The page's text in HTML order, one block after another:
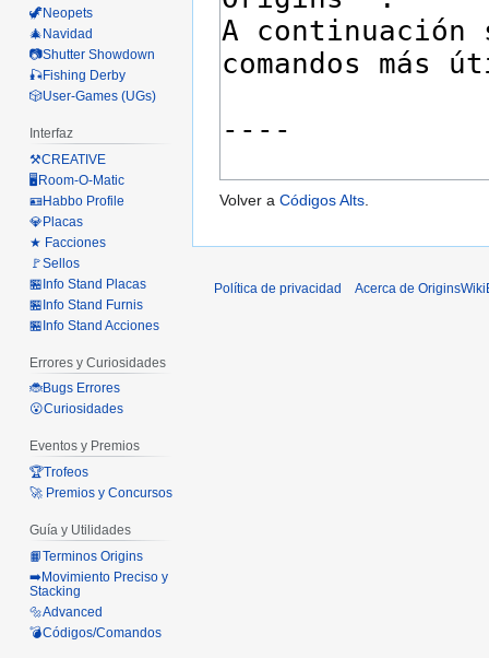
Volver a Códigos Alts
🦖Neopets
🎄Navidad
📷Shutter Showdown
🎣Fishing Derby
🎲User-Games (UGs)
Interfaz
⚒️CREATIVE
🖥️Room-O-Matic
🪪Habbo Profile
💎Placas
★ Facciones
🚩Sellos
🏪Info Stand Placas
🏪Info Stand Furnis
🏪Info Stand Acciones
Errores y Curiosidades
🐞Bugs Errores
😮Curiosidades
Eventos y Premios
🏆Trofeos
🚀 Premios y Concursos
Guía y Utilidades
📙Terminos Origins
➡️Movimiento Preciso y
Stacking
🔩Advanced
💣Códigos/Comandos
Política de privacidad Acerca de